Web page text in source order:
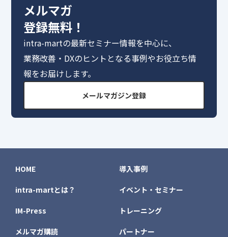
メルマガ
登録無料！
intra-martの最新セミナー情報を中心に、
業務改善・DXのヒントとなる事例やお役立ち情
報をお届けします。
メールマガジン登録
HOME
intra-martとは？
IM-Press
メルマガ購読
導入事例
イベント・セミナー
トレーニング
パートナー